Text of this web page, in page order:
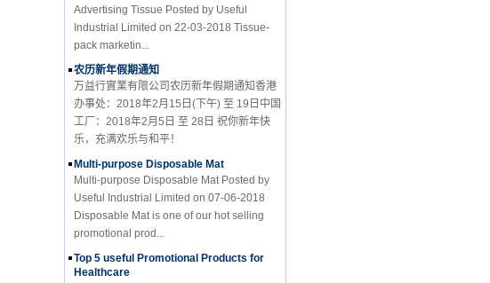
Industrial Limited on 22-03-2018 Tissue-
pack marketin...
农历新年假期通知
万益行實業有限公司农历新年假期通知香港
办事处：2018年2月15日(下午) 至 19日中国
工厂：2018年2月5日 至 28日 祝你新年快
乐，充满欢乐与和平！
Multi-purpose Disposable Mat
Multi-purpose Disposable Mat Posted by
Useful Industrial Limited on 07-06-2018
Disposable Mat is one of our hot selling
promotional prod...
Top 5 useful Promotional Products for
Healthcare
Top 5 useful Promotional Products for